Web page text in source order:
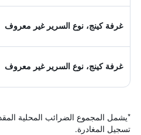
غرفة كينج، نوع السرير غير معروف
غرفة كينج، نوع السرير غير معروف
*يشمل المجموع الضرائب المحلية
تسجيل المغادرة.